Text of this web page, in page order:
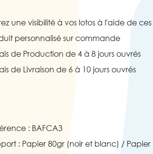
une visibilité à vos lotos à l'aide de
personnalisé sur commande
de Production de 4 à 8 jours ouvrés
de Livraison de 6 à 10 jours ouvrés
: BAFCA3
: Papier 80gr (noir et blanc) / Papier